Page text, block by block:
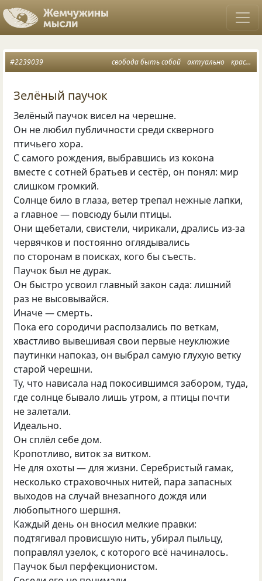
свобода быть собой актуально красота природы
#2239039
Зелёный паучок
Зелёный паучок висел на черешне.
Он не любил публичности среди скверного
птичьего хора.
С самого рождения, выбравшись из кокона
вместе с сотней братьев и сестёр, он понял: мир
слишком громкий.
Солнце било в глаза, ветер трепал нежные лапки,
а главное — повсюду были птицы.
Они щебетали, свистели, чирикали, дрались из-за
червячков и постоянно оглядывались
по сторонам в поисках, кого бы съесть.
Паучок был не дурак.
Он быстро усвоил главный закон сада: лишний
раз не высовывайся.
Иначе — смерть.
Пока его сородичи расползались по веткам,
хвастливо вывешивая свои первые неуклюжие
паутинки напоказ, он выбрал самую глухую ветку
старой черешни.
Ту, что нависала над покосившимся забором, туда,
где солнце бывало лишь утром, а птицы почти
не залетали.
Идеально.
Он сплёл себе дом.
Кропотливо, виток за витком.
Не для охоты — для жизни. Серебристый гамак,
несколько страховочных нитей, пара запасных
выходов на случай внезапного дождя или
любопытного шершня.
Каждый день он вносил мелкие правки:
подтягивал провисшую нить, убирал пыльцу,
поправлял узелок, с которого всё начиналось.
Паучок был перфекционистом.